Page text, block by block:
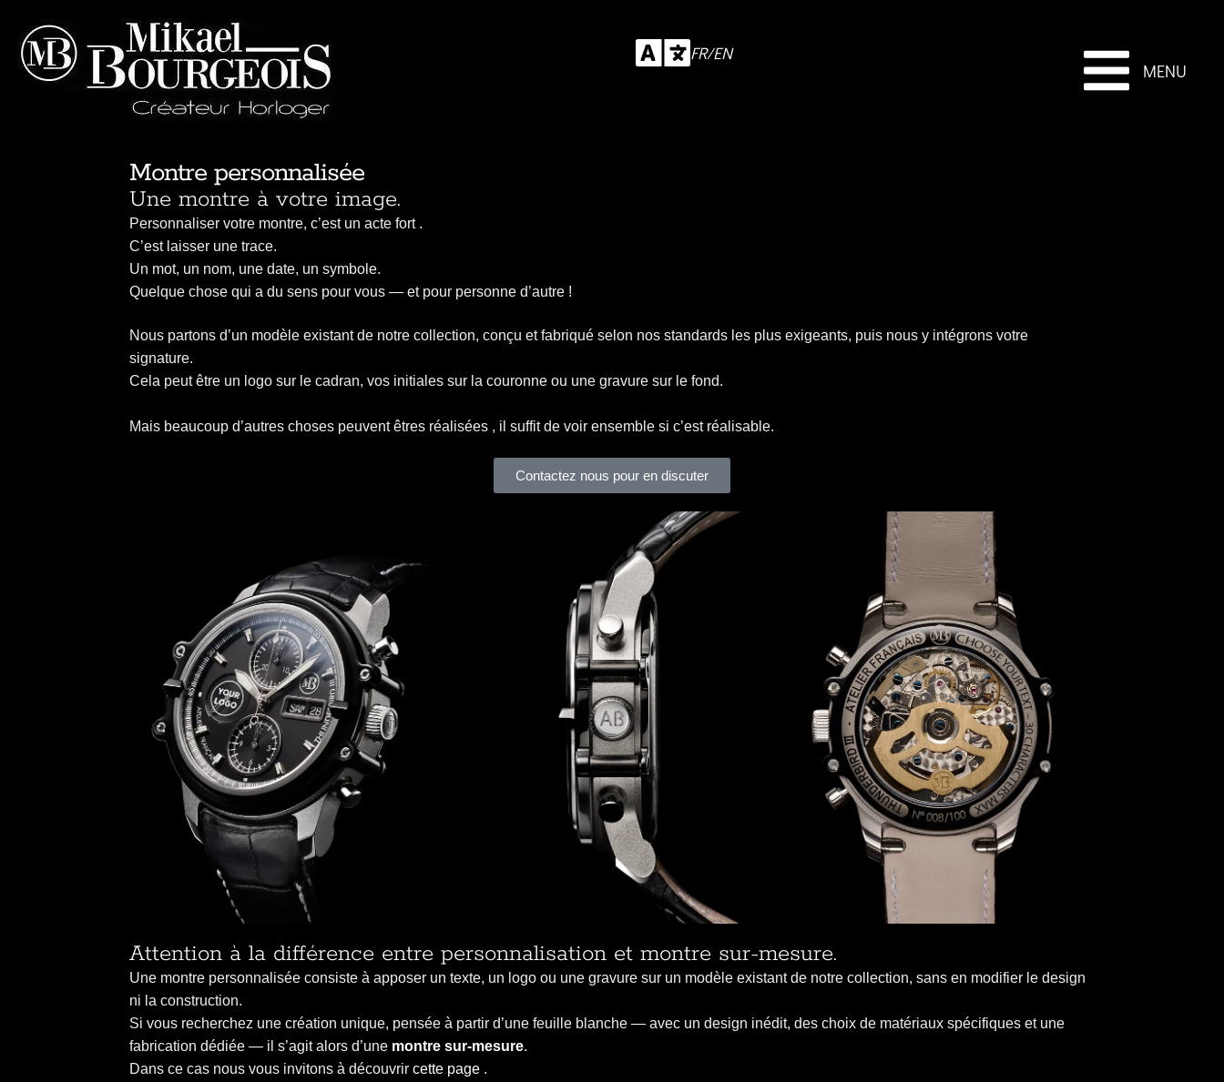
FR/EN
MENU
Montre personnalisée
Une montre à votre image.
Personnaliser votre montre, c’est un acte fort .
C’est laisser une trace.
Un mot, un nom, une date, un symbole.
Quelque chose qui a du sens pour vous — et pour personne d’autre !
Nous partons d’un modèle existant de notre collection, conçu et fabriqué selon nos standards les plus exigeants, puis nous y intégrons votre
signature.
Cela peut être un logo sur le cadran, vos initiales sur la couronne ou une gravure sur le fond.
Mais beaucoup d’autres choses peuvent êtres réalisées , il suffit de voir ensemble si c’est réalisable.
Contactez nous pour en discuter
Attention à la différence entre personnalisation et montre sur-mesure.
Une montre personnalisée consiste à apposer un texte, un logo ou une gravure sur un modèle existant de notre collection, sans en modifier le design
ni la construction.
Si vous recherchez une création unique, pensée à partir d’une feuille blanche — avec un design inédit, des choix de matériaux spécifiques et une
fabrication dédiée — il s’agit alors d’une montre sur-mesure.
Dans ce cas nous vous invitons à découvrir cette page .